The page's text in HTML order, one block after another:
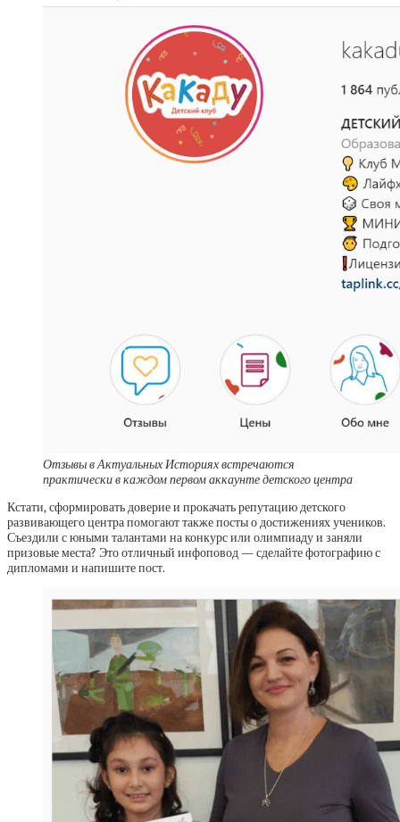
Отзывы в Актуальных Историях встречаются
практически в каждом первом аккаунте детского центра
Кстати, сформировать доверие и прокачать репутацию детского
развивающего центра помогают также посты о достижениях учеников.
Съездили с юными талантами на конкурс или олимпиаду и заняли
призовые места? Это отличный инфоповод — сделайте фотографию с
дипломами и напишите пост.